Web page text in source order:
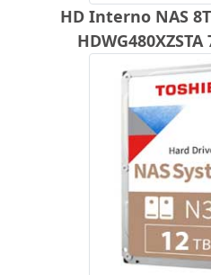
HD Interno NAS
HDWG480XZSTA